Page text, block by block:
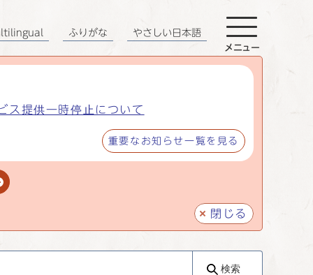
ス提供一時停止について
重要なお知らせ一覧を見る
閉じる
ふりがな やさしい日本語
メニュー
検索